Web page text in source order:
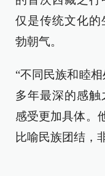
仅是传统文化的
勃朝气。
“不同民族和睦
多年最深的感
感受更加具体。
比喻民族团结，